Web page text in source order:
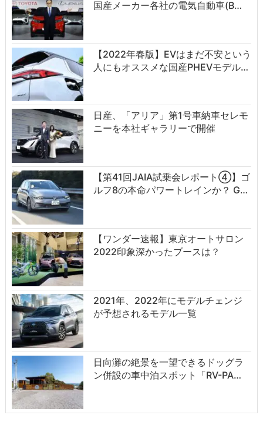
国産メーカー各社の電気自動車(B…
【2022年春版】EVはまだ不安という
人にもオススメな国産PHEVモデル…
日産、「アリア」第1号車納車セレモ
ニーを本社ギャラリーで開催
【第41回JAIA試乗会レポート④】ゴ
ルフ8の本命パワートレインか？ G…
【ワンダー速報】東京オートサロン
2022印象深かったブースは？
2021年、2022年にモデルチェンジ
が予想されるモデル一覧
日向灘の絶景を一望できるドッグラ
ン併設の車中泊スポット「RV-PA…